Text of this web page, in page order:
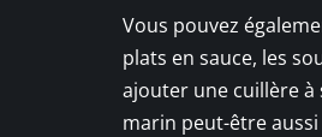
Vous pouvez
plats en sauce, les
ajouter une cuillère
marin peut-être